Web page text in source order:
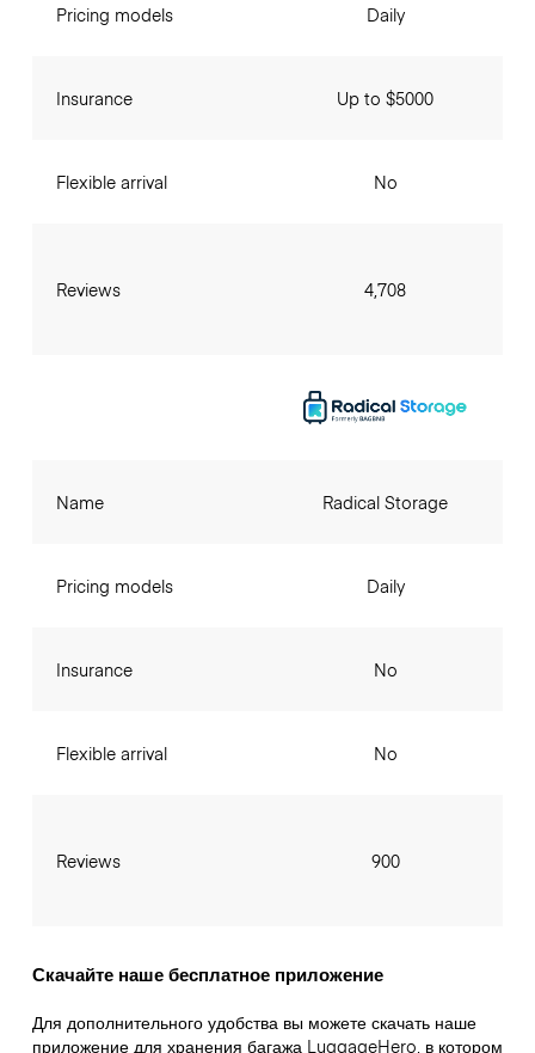
Pricing models
Insurance
Flexible arrival
Reviews
Daily
Up to $5000
No
4,708
Name
Pricing models
Insurance
Flexible arrival
Reviews
Radical Storage
Daily
No
No
900
Скачайте наше бесплатное приложение
Для дополнительного удобства вы можете скачать наше
приложение для хранения багажа LuggageHero, в котором